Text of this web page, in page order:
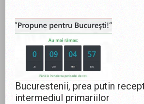
Bucurestenii, prea putin
intermediul primariilor